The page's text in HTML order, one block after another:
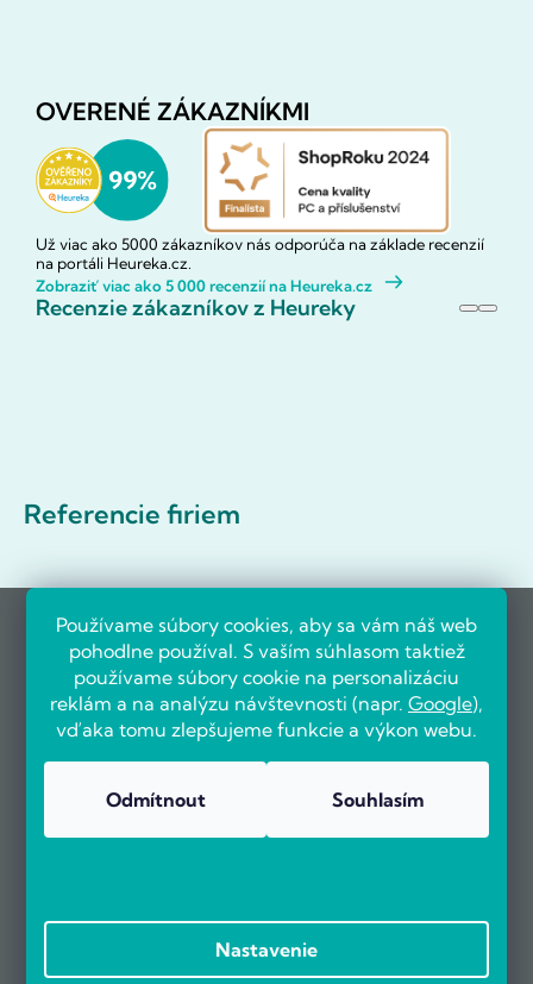
Používame súbory cookies, aby sa vám náš web
pohodlne používal. S vaším súhlasom taktiež
používame súbory cookie na personalizáciu
reklám a na analýzu návštevnosti (napr. Google),
vďaka tomu zlepšujeme funkcie a výkon webu.
Odmítnout Souhlasím
Nastavenie
OVERENÉ ZÁKAZNÍKMI
Už viac ako 5000 zákazníkov nás odporúča na základe recenzií
na portáli Heureka.cz.
Zobraziť viac ako 5 000 recenzií na Heureka.cz
Recenzie zákazníkov z Heureky
Referencie firiem